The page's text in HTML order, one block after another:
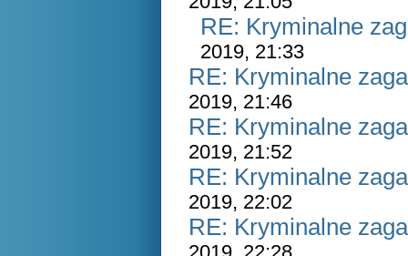
RE: Kryminalne
2019, 21:33
RE: Kryminalne
2019, 21:46
RE: Kryminalne
2019, 21:52
RE: Kryminalne
2019, 22:02
RE: Kryminalne